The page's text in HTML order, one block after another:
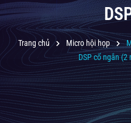
Trang chủ Micro hội họp
DSP cổ ngắn (2